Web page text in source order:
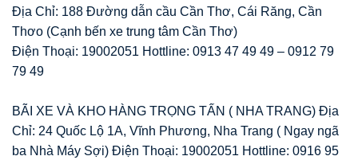
Địa Chỉ: 188 Đường dẫn cầu Cần Thơ, Cái Răng, Cần
Thơo (Cạnh bến xe trung tâm Cần Thơ)
Điện Thoại: 19002051 Hottline: 0913 47 49 49 – 0912 79
79 49
BÃI XE VÀ KHO HÀNG TRỌNG TẤN ( NHA TRANG) Địa
Chỉ: 24 Quốc Lộ 1A, Vĩnh Phương, Nha Trang ( Ngay ngã
ba Nhà Máy Sợi) Điện Thoại: 19002051 Hottline: 0916 95